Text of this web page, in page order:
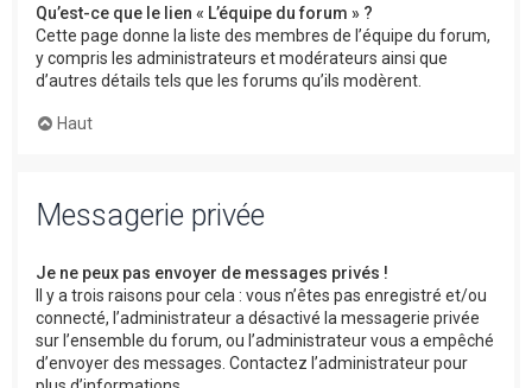
Qu’est-ce que le lien « L’équipe du forum » ?
Cette page donne la liste des membres de l’équipe du forum,
y compris les administrateurs et modérateurs ainsi que
d’autres détails tels que les forums qu’ils modèrent.
Haut
Messagerie privée
Je ne peux pas envoyer de messages privés !
Il y a trois raisons pour cela : vous n’êtes pas enregistré et/ou
connecté, l’administrateur a désactivé la messagerie privée
sur l’ensemble du forum, ou l’administrateur vous a empêché
d’envoyer des messages. Contactez l’administrateur pour